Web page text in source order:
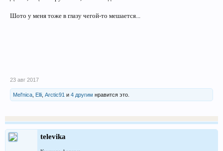
Шото у меня тоже в глазу чегой-то мешается...
23 авг 2017
Mel'nica Elli Arctic91 и 4 другим нравится это.
televika